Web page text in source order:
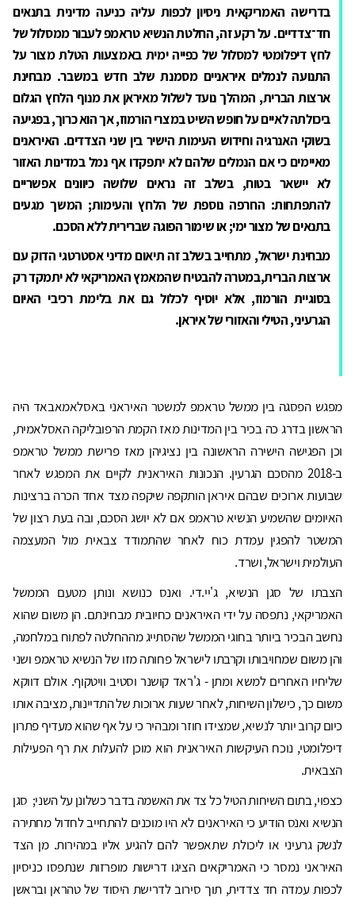
בדרישה האמריקאית ניסיון לכפות עליה כניעה מדינית בתנאים
חד־צדדיים. על רקע זה, החלטת הנשיא טראמפ לעבור ממסלול של
לחץ דיפלומטי למסלול של כפייה ימית באמצעות הטלת מצור על
התנועה לנמלים איראניים מסמנת שלב חדש במשבר. מבחינת
ארצות הברית, המהלך נועד לשלול מאיראן את מנוף הלחץ הגלום
ביכולתה לאיים על חופש השיט במצרי הורמוז, אך הוא כרוך, בפגיעה
בשוקי האנרגיה וחידוש העימות הישיר בין שני הצדדים. האיראנים
מאיימים כי אם הנמלים שלהם לא יתפקדו אף נמל במדינות האזור
לא יישאר בטוח, בשלב זה נראים שלושה כיוונים אפשריים
להתפתחות: החרפה נוספת של הלחץ והעימות; המשך מגעים
בתנאים של מצור ימי; או שימור הפוגה שברירית ללא הסכם.
מבחינת ישראל, מתחייב בשלב זה תיאום מדיני אסטרטגי הדוק עם
ארצות הברית,במטרה להבטיח שהמאמץ האמריקאי לא יתמקד רק
בסוגיית הורמוז, אלא יוסיף לכלול גם את בלימת רכיבי האיום
הגרעיני, הטילי והאזורי של איראן.
מפגש הפסגה בין ממשל טראמפ למשטר האיראני באסלאמאבאד היה
הראשון בדרג כה בכיר בין המדינות מאז הקמת הרפובליקה האסלאמית,
וכן הפגישה הישירה הראשונה בין נציגיהן מאז פרישת ממשל טראמפ
ב-2018 מהסכם הגרעין. הנכונות האיראנית לקיים את המפגש לאחר
שבועות ארוכים שבהם איראן הותקפה שיקפה מצד אחד הכרה ברצינות
האיומים שהשמיע הנשיא טראמפ אם לא יושג הסכם, ובה בעת רצון של
המשטר להפגין עמדת כוח לאחר שהתמודד צבאית מול המעצמה
העולמית וישראל, ושרד.
הצבתו של סגן הנשיא, ג'יי.די. ואנס כנושא ונותן מטעם הממשל
האמריקאי, נתפסה על ידי האיראנים כחיובית מבחינתם. הן משום שהוא
נחשב הבכיר ביותר בחוגי הממשל שהסתייג מההחלטה לפתוח במלחמה,
והן משום שמחויבותו וקרבתו לישראל פחותה מזו של הנשיא טראמפ ושני
שליחיו האחרים למשא ומתן - ג'ראד קושנר וסטיב וויטקוף. אולם דווקא
משום כך, כישלון השיחות, לאחר שעות ארוכות של התדיינות, מציבה אותו
כיום קרוב יותר לנשיא, שמצידו חוזר ומבהיר כי על אף שהוא מעדיף פתרון
דיפלומטי, נוכח העיקשות האיראנית הוא מוכן להעלות את רף הפעילות
הצבאית.
כצפוי, בתום השיחות הטיל כל צד את האשמה בדבר כשלונן על השני; סגן
הנשיא ואנס הודיע כי האיראנים לא היו מוכנים להתחייב לחדול מחתירה
לנשק גרעיני או ליכולת שתאפשר להם להגיע אליו במהירות. מן הצד
האיראני נמסר כי האמריקאים הציגו דרישות מופרזות שנתפסו כניסיון
לכפות עמדה חד צדדית, תוך סירוב לדרישת היסוד של טהראן ובראשן